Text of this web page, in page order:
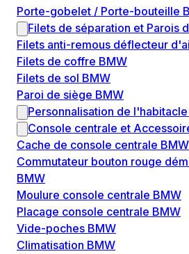
Porte-gobelet / Porte-bouteille
Filets de séparation et Parois
Filets anti-remous déflecteur
Filets de coffre BMW
Filets de sol BMW
Paroi de siège BMW
Personnalisation de
Console centrale et
Cache de console centrale BMW
Commutateur bouton rouge
BMW
Moulure console centrale BMW
Placage console centrale BMW
Vide-poches BMW
Climatisation BMW